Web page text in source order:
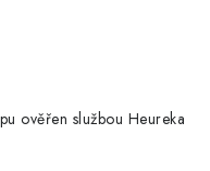
ověřen službou Heureka